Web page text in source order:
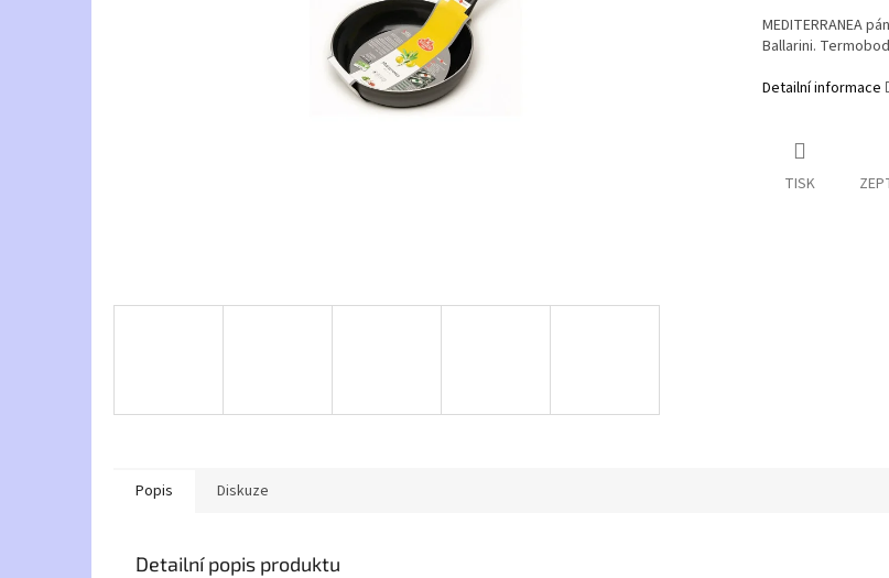
MEDITERRANEA
Ballarini.
Detailní informace
TISK
Popis Diskuze
Detailní popis produktu